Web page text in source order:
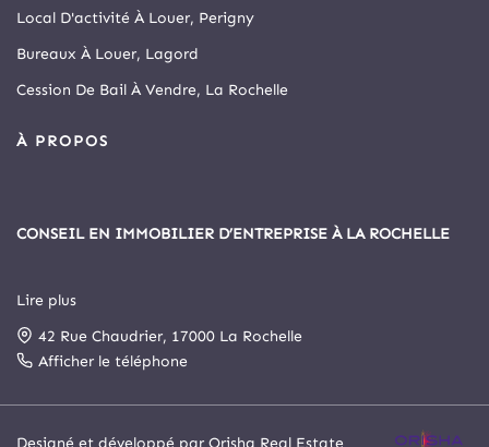
Local D'activité À Louer, Perigny
Bureaux À Louer, Lagord
Cession De Bail À Vendre, La Rochelle
À PROPOS
CONSEIL EN IMMOBILIER D’ENTREPRISE À LA ROCHELLE
Depuis 1999, Arthur Loyd La Rochelle est le principal cabinet
spécialisé en immobilier d’entreprise et commerce de la cité
rochelaise.
Notre agence a intégré, le 1er novembre 2025, le cabinet
Lire plus
42 Rue Chaudrier, 17000 La Rochelle
Afficher le téléphone
Designé et développé par Orisha Real Estate